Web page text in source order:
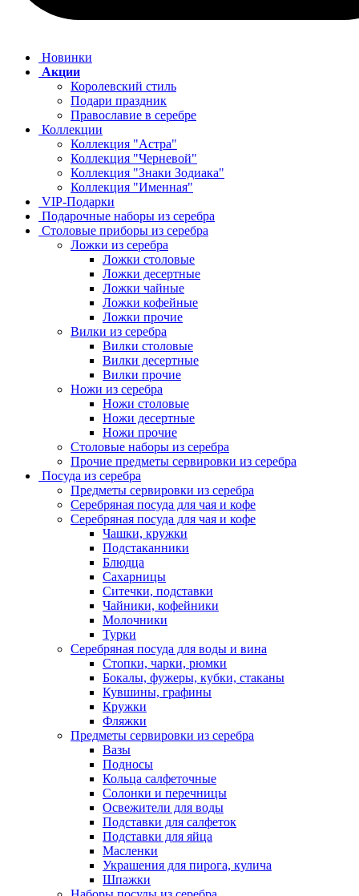
Новинки
Акции
Королевский стиль
Подари праздник
Православие в серебре
Коллекции
Коллекция "Астра"
Коллекция "Черневой"
Коллекция "Знаки Зодиака"
Коллекция "Именная"
VIP-Подарки
Подарочные наборы из серебра
Столовые приборы из серебра
Ложки из серебра
Ложки столовые
Ложки десертные
Ложки чайные
Ложки кофейные
Ложки прочие
Вилки из серебра
Вилки столовые
Вилки десертные
Вилки прочие
Ножи из серебра
Ножи столовые
Ножи десертные
Ножи прочие
Столовые наборы из серебра
Прочие предметы сервировки из серебра
Посуда из серебра
Предметы сервировки из серебра
Серебряная посуда для чая и кофе
Серебряная посуда для чая и кофе
Чашки, кружки
Подстаканники
Блюдца
Сахарницы
Ситечки, подставки
Чайники, кофейники
Молочники
Турки
Серебряная посуда для воды и вина
Стопки, чарки, рюмки
Бокалы, фужеры, кубки, стаканы
Кувшины, графины
Кружки
Фляжки
Предметы сервировки из серебра
Вазы
Подносы
Кольца салфеточные
Солонки и перечницы
Освежители для воды
Подставки для салфеток
Подставки для яйца
Масленки
Украшения для пирога, кулича
Шпажки